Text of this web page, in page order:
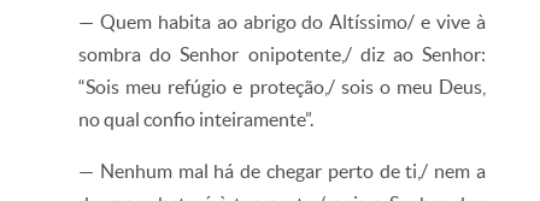
— Quem habita ao abrigo do Altíssimo/ e vive à
sombra do Senhor onipotente,/ diz ao Senhor:
“Sois meu refúgio e proteção,/ sois o meu Deus,
no qual confio inteiramente”.
— Nenhum mal há de chegar perto de ti,/ nem a